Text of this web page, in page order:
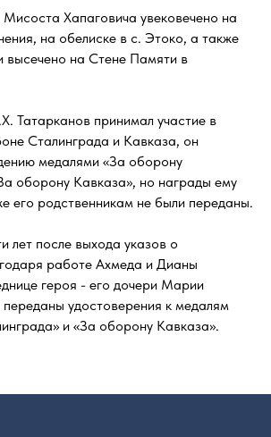
Хапаговича увековечено на
на обелиске в с. Этоко, а также
высечено на Стене Памяти в
Татарканов принимал участие в
Сталинграда и Кавказа, он
медалями «За оборону
оборону Кавказа», но награды ему
его родственникам не были переданы.
лет после выхода указов о
работе Ахмеда и Дианы
героя - его дочери Марии
удостоверения к медалям
и «За оборону Кавказа».